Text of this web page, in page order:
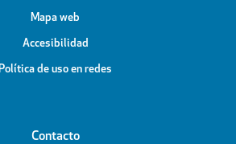
Mapa web
Accesibilidad
de uso en redes
Contacto